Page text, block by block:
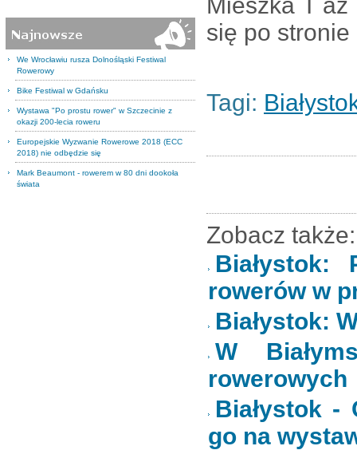
We Wrocławiu rusza Dolnośląski Festiwal
Rowerowy
Bike Festiwal w Gdańsku
Wystawa "Po prostu rower" w Szczecinie z
okazji 200-lecia roweru
Europejskie Wyzwanie Rowerowe 2018 (ECC
2018) nie odbędzie się
Mark Beaumont - rowerem w 80 dni dookoła
świata
się po stronie
Tagi:
Zobacz także:
rowerów w
Białystok:
W
rowerowych
Białystok -
go na